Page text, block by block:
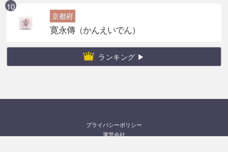
京都府
寛永傳（かんえいでん）
ランキング ▶
プライバシーポリシー
運営会社